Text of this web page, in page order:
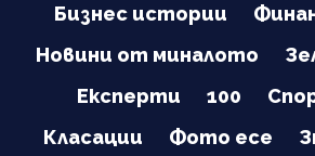
Бизнес истории
Новини от миналото
Експерти
100
Класации
Фото есе